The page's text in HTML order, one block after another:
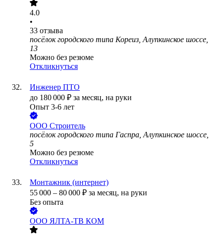
4.0
•
33 отзыва
посёлок городского типа Кореиз, Алупкинское шоссе,
13
Можно без резюме
Откликнуться
Инженер ПТО
до 180 000 ₽ за месяц, на руки
Опыт 3-6 лет
ООО Строитель
посёлок городского типа Гаспра, Алупкинское шоссе,
5
Можно без резюме
Откликнуться
Монтажник (интернет)
55 000 – 80 000 ₽ за месяц, на руки
Без опыта
ООО ЯЛТА-ТВ КОМ